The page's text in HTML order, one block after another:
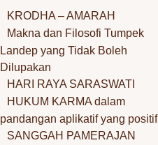
KRODHA – AMARAH
Makna dan Filosofi Tumpek
Landep yang Tidak Boleh
Dilupakan
HARI RAYA SARASWATI
HUKUM KARMA dalam
pandangan aplikatif yang positif
SANGGAH PAMERAJAN